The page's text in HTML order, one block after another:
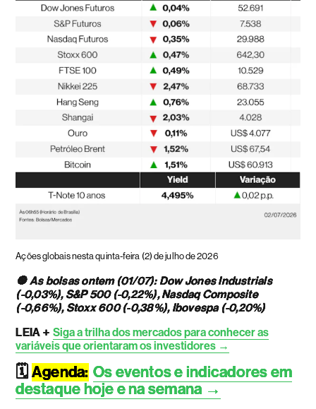
Ações globais nesta quinta-feira (2) de julho de 2026
🔘 As bolsas ontem (01/07): Dow Jones Industrials
(-0,03%), S&P 500 (-0,22%), Nasdaq Composite
(-0,66%), Stoxx 600 (-0,38%), Ibovespa (-0,20%)
LEIA + Siga a trilha dos mercados para conhecer as
variáveis que orientaram os investidores →
🗓️ Agenda: Os eventos e indicadores em
destaque hoje e na semana →